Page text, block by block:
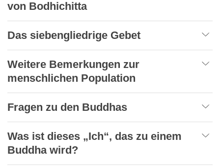
von Bodhichitta
Das siebengliedrige Gebet
Weitere Bemerkungen zur
menschlichen Population
Fragen zu den Buddhas
Was ist dieses „Ich“, das zu einem
Buddha wird?